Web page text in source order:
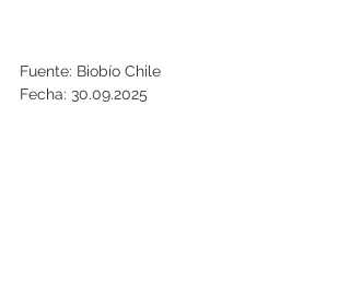
Fuente: Biobío Chile
Fecha: 30.09.2025